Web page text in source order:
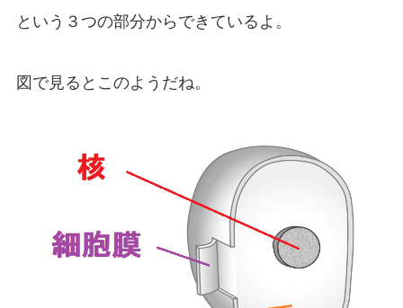
という３つの部分からできているよ。
図で見るとこのようだね。